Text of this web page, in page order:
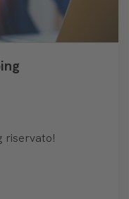
riservato!